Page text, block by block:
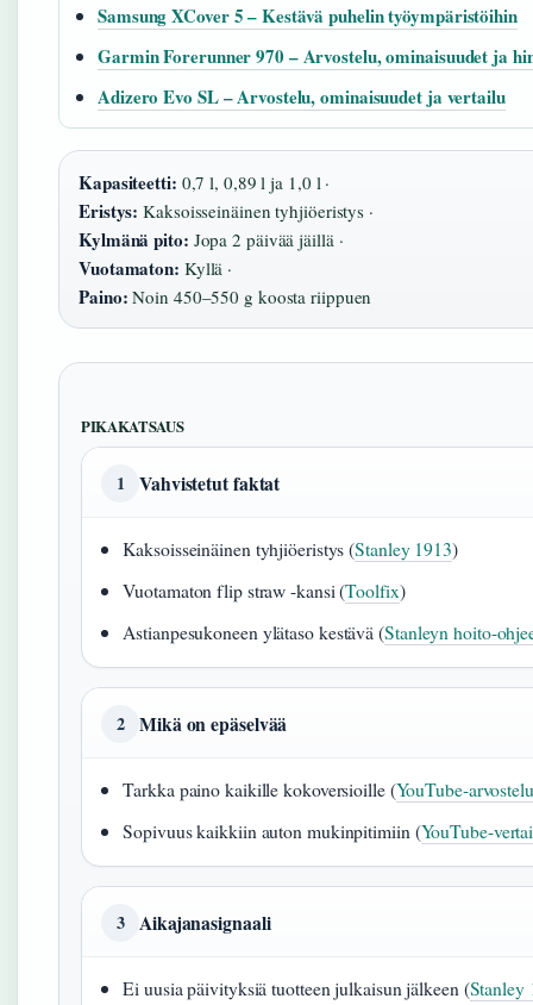
Samsung XCover 5 – Kestävä puhelin työympäristöihin
Garmin Forerunner 970 – Arvostelu, ominaisuudet ja
Adizero Evo SL – Arvostelu, ominaisuudet ja vertailu
Kapasiteetti: 0,7 l, 0,89 l ja 1,0 l ·
Eristys: Kaksoisseinäinen tyhjiöeristys ·
Kylmänä pito: Jopa 2 päivää jäillä ·
Vuotamaton: Kyllä ·
Paino: Noin 450–550 g koosta riippuen
PIKAKATSAUS
1 Vahvistetut faktat
Kaksoisseinäinen tyhjiöeristys (Stanley 1913)
Vuotamaton flip straw -kansi (Toolfix)
Astianpesukoneen ylätaso kestävä (Stanleyn hoito-
2 Mikä on epäselvää
Tarkka paino kaikille kokoversioille (YouTube-arvostelu
Sopivuus kaikkiin auton mukinpitimiin (YouTube-
3 Aikajanasignaali
Ei uusia päivityksiä tuotteen julkaisun jälkeen (Stanley